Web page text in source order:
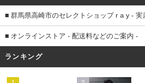
■ 群馬県高崎市のセレクトショップ r a y - 実
■ オンラインストア - 配送料などのご案内 -
ランキング